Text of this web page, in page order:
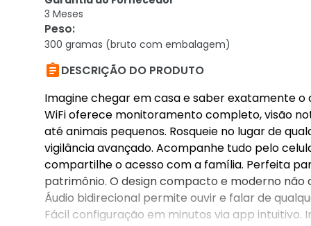
3 Meses
Peso:
300 gramas (bruto com embalagem)
DESCRIÇÃO DO PRODUTO
Imagine chegar em casa e saber exatamente
WiFi oferece monitoramento completo, visão
até animais pequenos. Rosqueie no lugar de
vigilância avançado. Acompanhe tudo pelo
compartilhe o acesso com a família. Perfeita
patrimônio. O design compacto e moderno
Áudio bidirecional permite ouvir e falar de
Fácil configuração em minutos via app